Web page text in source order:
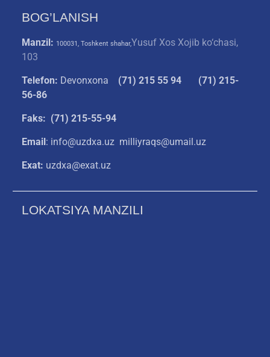
BOG’LANISH
Manzil: 100031, Toshkent shahar,Yusuf Xos Xojib ko‘chasi,
103
Telefon: Devonxona (71) 215 55 94
(71) 215-
56-86
Faks: (71) 215-55-94
Email: info@uzdxa.uz milliyraqs@umail.uz
Exat: uzdxa@exat.uz
LOKATSIYA MANZILI